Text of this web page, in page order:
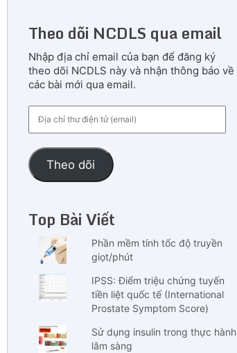
Theo dõi NCDLS qua email
Nhập địa chỉ email của bạn để đăng ký
theo dõi NCDLS này và nhận thông báo về
các bài mới qua email.
chỉ
điện
tử
(email)
Theo dõi
Top Bài Viết
Phần mềm tính tốc độ truyền
giọt/phút
IPSS: Điểm triệu chứng tuyến
tiền liệt quốc tế (International
Prostate Symptom Score)
Sử dụng insulin trong thực hành
lâm sàng